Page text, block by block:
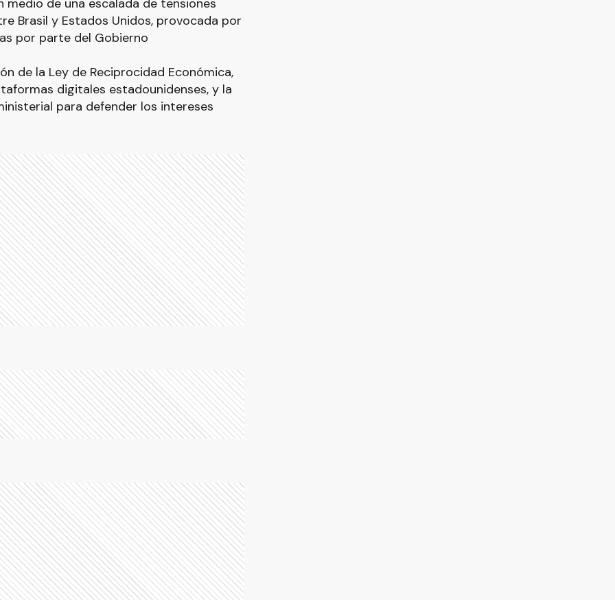
medio de una escalada de tensiones
Brasil y Estados Unidos, provocada por
por parte del Gobierno
de la Ley de Reciprocidad Económica,
digitales estadounidenses, y la
para defender los intereses